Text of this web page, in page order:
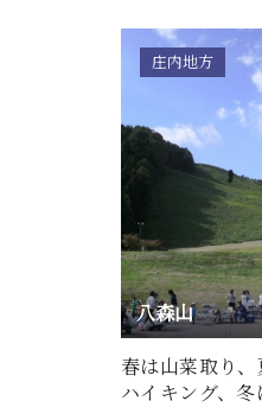
八森山
庄内地方
春は山菜取り
ハイキング、冬